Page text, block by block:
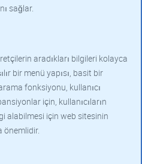
sağlar.
aradıkları bilgileri kolayca
bir menü yapısı, basit bir
fonksiyonu, kullanıcı
için, kullanıcıların
alabilmesi için web sitesinin
önemlidir.